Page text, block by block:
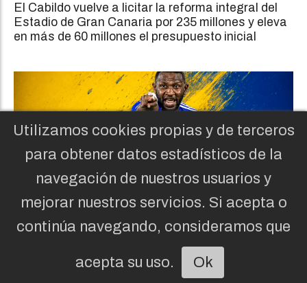
El Cabildo vuelve a licitar la reforma integral del
Estadio de Gran Canaria por 235 millones y eleva
en más de 60 millones el presupuesto inicial
UD Las Palmas ficha al central
internacional ghanés Nicholas
Utilizamos cookies propias y de terceros
para obtener datos estadísticos de la
navegación de nuestros usuarios y
mejorar nuestros servicios. Si acepta o
continúa navegando, consideramos que
acepta su uso. Ok
Escuchar artículo